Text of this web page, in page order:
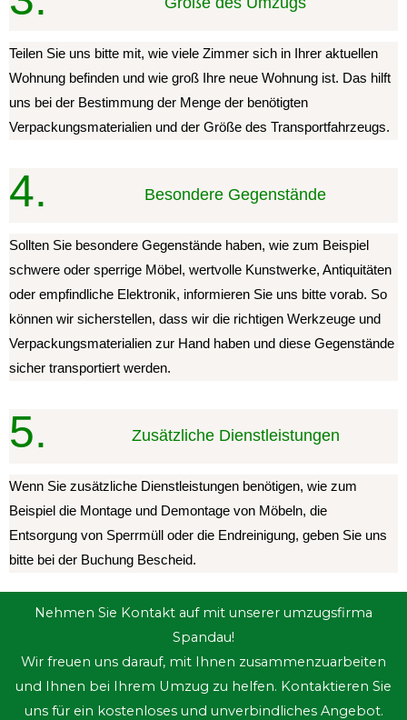
Teilen Sie uns bitte mit, wie viele Zimmer sich in Ihrer aktuellen
Wohnung befinden und wie groß Ihre neue Wohnung ist. Das hilft
uns bei der Bestimmung der Menge der benötigten
Verpackungsmaterialien und der Größe des Transportfahrzeugs.
4. Besondere Gegenstände
Sollten Sie besondere Gegenstände haben, wie zum Beispiel
schwere oder sperrige Möbel, wertvolle Kunstwerke, Antiquitäten
oder empfindliche Elektronik, informieren Sie uns bitte vorab. So
können wir sicherstellen, dass wir die richtigen Werkzeuge und
Verpackungsmaterialien zur Hand haben und diese Gegenstände
sicher transportiert werden.
5. Zusätzliche Dienstleistungen
Wenn Sie zusätzliche Dienstleistungen benötigen, wie zum
Beispiel die Montage und Demontage von Möbeln, die
Entsorgung von Sperrmüll oder die Endreinigung, geben Sie uns
bitte bei der Buchung Bescheid.
Nehmen Sie Kontakt auf mit unserer umzugsfirma
Spandau!
Wir freuen uns darauf, mit Ihnen zusammenzuarbeiten
und Ihnen bei Ihrem Umzug zu helfen. Kontaktieren Sie
uns für ein kostenloses und unverbindliches Angebot.